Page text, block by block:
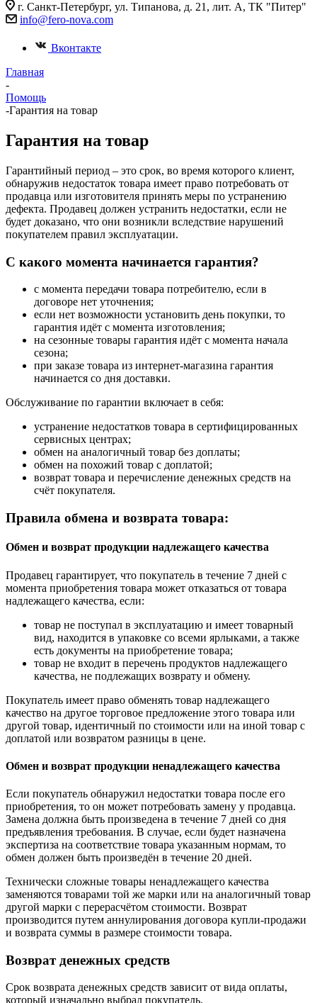
г. Санкт-Петербург, ул. Типанова, д. 21, лит. А, ТК "Питер"
info@fero-nova.com
Вконтакте
Главная
-
Помощь
-Гарантия на товар
Гарантия на товар
Гарантийный период – это срок, во время которого клиент,
обнаружив недостаток товара имеет право потребовать от
продавца или изготовителя принять меры по устранению
дефекта. Продавец должен устранить недостатки, если не
будет доказано, что они возникли вследствие нарушений
покупателем правил эксплуатации.
С какого момента начинается гарантия?
с момента передачи товара потребителю, если в
договоре нет уточнения;
если нет возможности установить день покупки, то
гарантия идёт с момента изготовления;
на сезонные товары гарантия идёт с момента начала
сезона;
при заказе товара из интернет-магазина гарантия
начинается со дня доставки.
Обслуживание по гарантии включает в себя:
устранение недостатков товара в сертифицированных
сервисных центрах;
обмен на аналогичный товар без доплаты;
обмен на похожий товар с доплатой;
возврат товара и перечисление денежных средств на
счёт покупателя.
Правила обмена и возврата товара:
Обмен и возврат продукции надлежащего качества
Продавец гарантирует, что покупатель в течение 7 дней с
момента приобретения товара может отказаться от товара
надлежащего качества, если:
товар не поступал в эксплуатацию и имеет товарный
вид, находится в упаковке со всеми ярлыками, а также
есть документы на приобретение товара;
товар не входит в перечень продуктов надлежащего
качества, не подлежащих возврату и обмену.
Покупатель имеет право обменять товар надлежащего
качество на другое торговое предложение этого товара или
другой товар, идентичный по стоимости или на иной товар с
доплатой или возвратом разницы в цене.
Обмен и возврат продукции ненадлежащего качества
Если покупатель обнаружил недостатки товара после его
приобретения, то он может потребовать замену у продавца.
Замена должна быть произведена в течение 7 дней со дня
предъявления требования. В случае, если будет назначена
экспертиза на соответствие товара указанным нормам, то
обмен должен быть произведён в течение 20 дней.
Технически сложные товары ненадлежащего качества
заменяются товарами той же марки или на аналогичный товар
другой марки с перерасчётом стоимости. Возврат
производится путем аннулирования договора купли-продажи
и возврата суммы в размере стоимости товара.
Возврат денежных средств
Срок возврата денежных средств зависит от вида оплаты,
который изначально выбрал покупатель.